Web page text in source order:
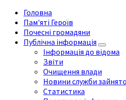
Головна
Пам'яті Героїв
Почесні громадяни
Публічна інформація
Інформація до відома
Звіти
Очищення влади
Новини служби
Статистика